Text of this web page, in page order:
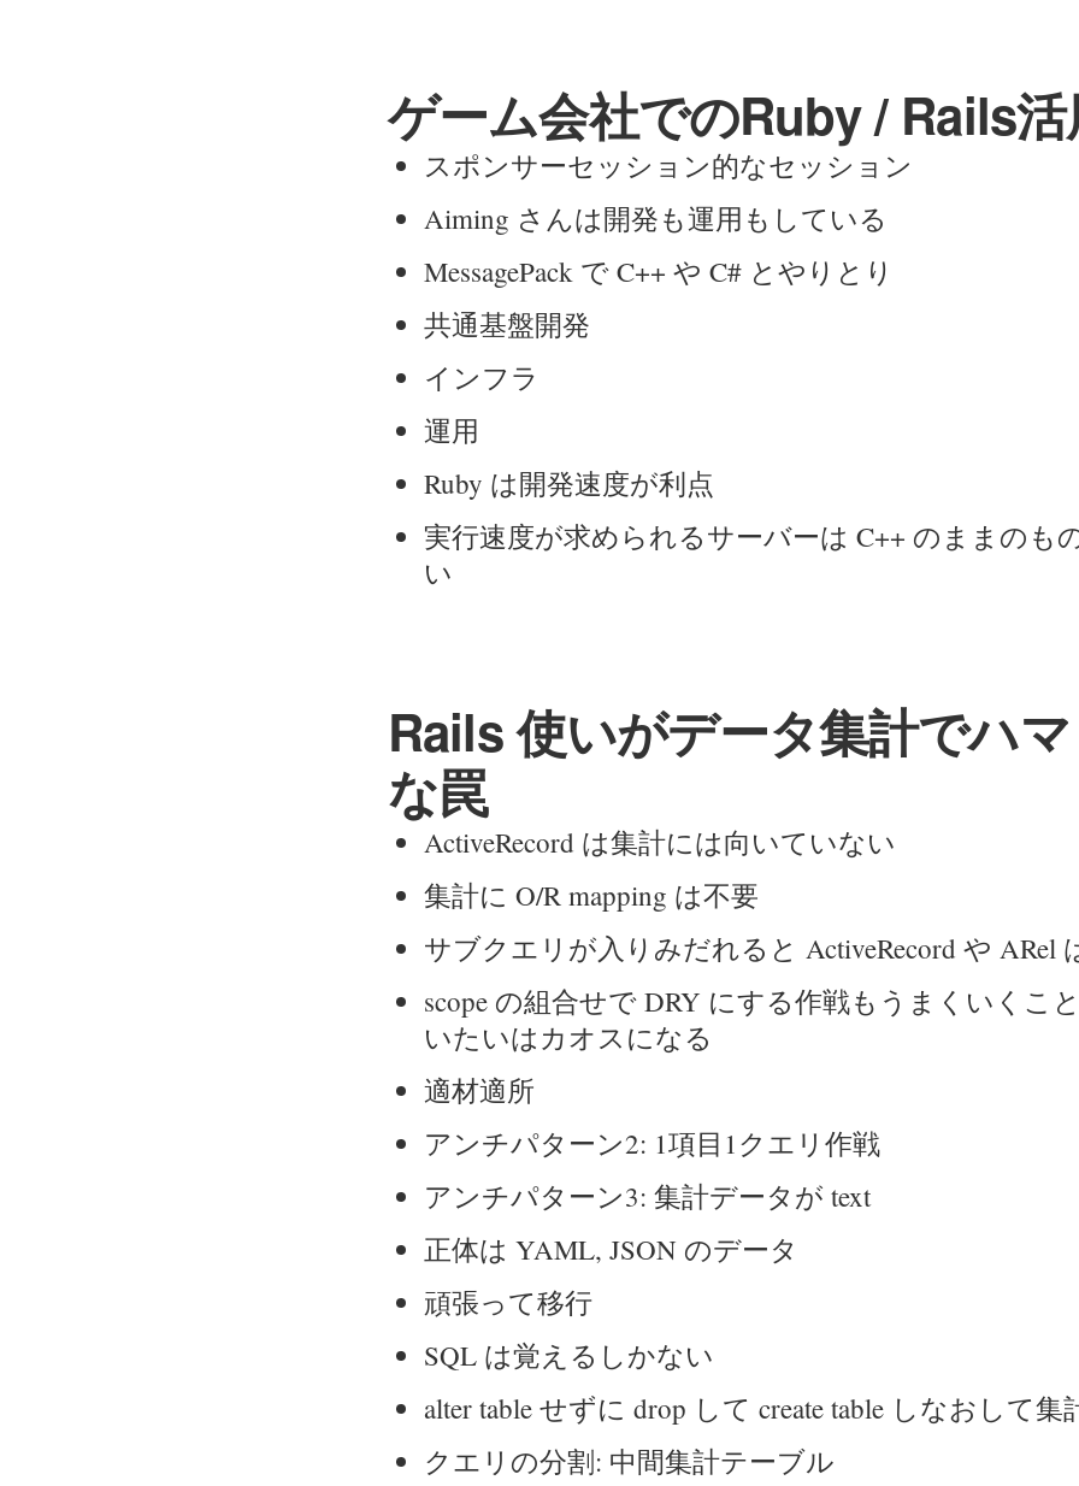
ゲーム会社でのRuby / Rails
スポンサーセッション的なセッション
Aiming さんは開発も運用もしている
MessagePack で C++ や C# とやりとり
共通基盤開発
インフラ
運用
Ruby は開発速度が利点
実行速度が求められるサーバーは C++ のままのも
い
Rails 使いがデータ集計でハ
な罠
ActiveRecord は集計には向いていない
集計に O/R mapping は不要
サブクエリが入りみだれると ActiveRecord や ARel
scope の組合せで DRY にする作戦もうまくいくこ
いたいはカオスになる
適材適所
アンチパターン2: 1項目1クエリ作戦
アンチパターン3: 集計データが text
正体は YAML, JSON のデータ
頑張って移行
SQL は覚えるしかない
alter table せずに drop して create table しなおして集
クエリの分割: 中間集計テーブル